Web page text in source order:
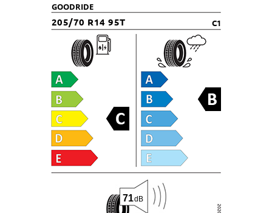
GOODRIDE
205/70 R14 95T C1
71dB